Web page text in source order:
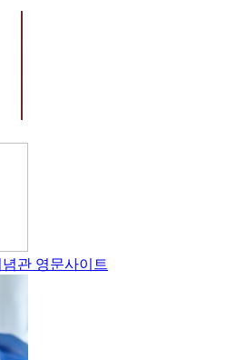
관 영문사이트